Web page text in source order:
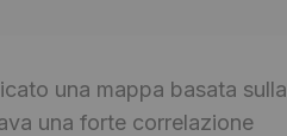
una mappa basata sulla
una forte correlazione